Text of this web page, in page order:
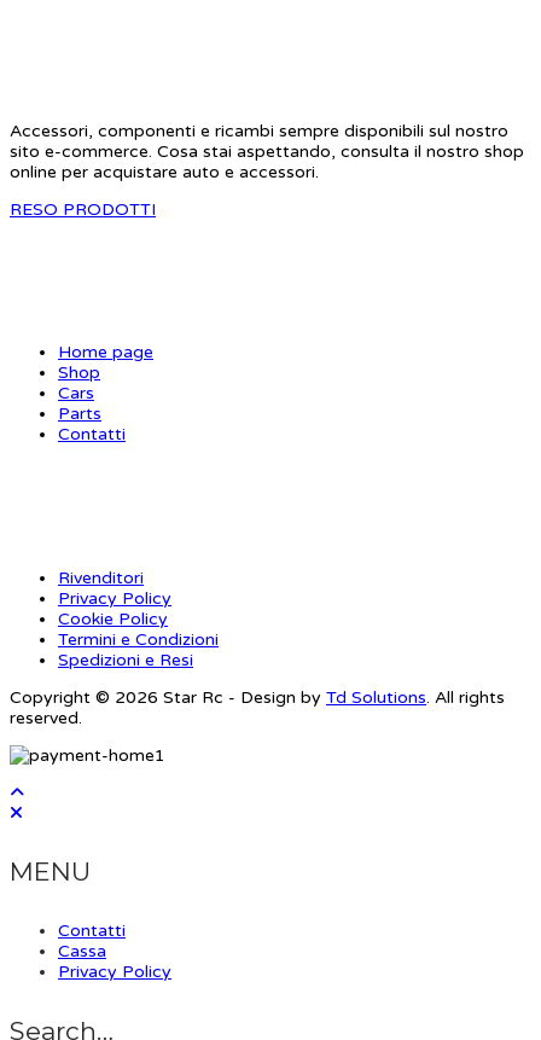
Accessori, componenti e ricambi sempre disponibili sul nostro
sito e-commerce. Cosa stai aspettando, consulta il nostro shop
online per acquistare auto e accessori.
RESO PRODOTTI
Home page
Shop
Cars
Parts
Contatti
Rivenditori
Privacy Policy
Cookie Policy
Termini e Condizioni
Spedizioni e Resi
Copyright © 2026 Star Rc - Design by Td Solutions. All rights
reserved.
MENU
Contatti
Cassa
Privacy Policy
Search…